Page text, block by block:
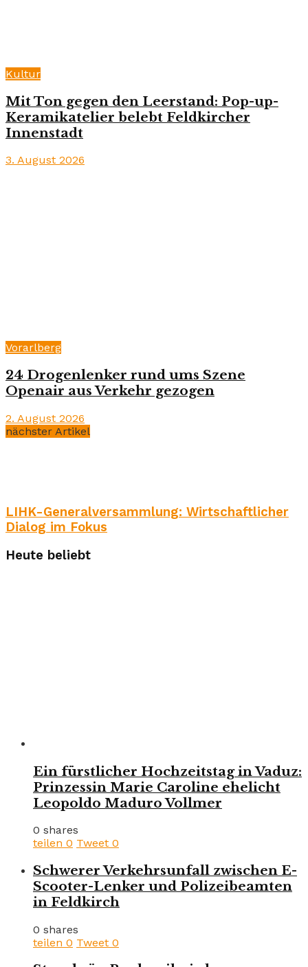
Kultur
Mit Ton gegen den Leerstand: Pop-up-
Keramikatelier belebt Feldkircher
Innenstadt
3. August 2026
Vorarlberg
24 Drogenlenker rund ums Szene
Openair aus Verkehr gezogen
2. August 2026
nächster Artikel
LIHK-Generalversammlung: Wirtschaftlicher
Dialog im Fokus
Heute beliebt
Ein fürstlicher Hochzeitstag in Vaduz:
Prinzessin Marie Caroline ehelicht
Leopoldo Maduro Vollmer
0 shares
teilen 0 Tweet 0
Schwerer Verkehrsunfall zwischen E-
Scooter-Lenker und Polizeibeamten
in Feldkirch
0 shares
teilen 0 Tweet 0